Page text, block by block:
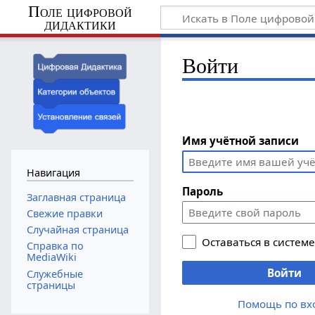
Поле цифровой
дидактики
Войти
Имя учётной записи
Пароль
Оставаться в системе
Войти
Помощь по
Навигация
Заглавная страница
Свежие правки
Случайная страница
Справка по
MediaWiki
Служебные
страницы